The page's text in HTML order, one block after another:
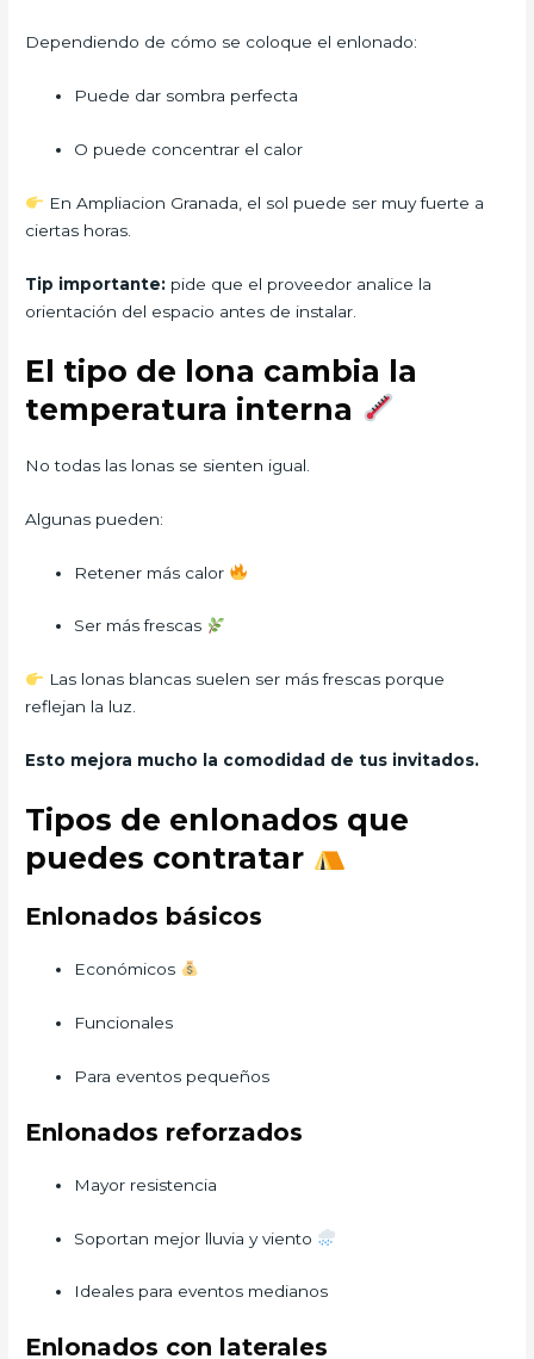
Dependiendo de cómo se coloque el enlonado:
Puede dar sombra perfecta
O puede concentrar el calor
En Ampliacion Granada, el sol puede ser muy fuerte a
ciertas horas.
Tip importante: pide que el proveedor analice la
orientación del espacio antes de instalar.
El tipo de lona cambia la
temperatura interna
No todas las lonas se sienten igual.
Algunas pueden:
Retener más calor
Ser más frescas
Las lonas blancas suelen ser más frescas porque
reflejan la luz.
Esto mejora mucho la comodidad de tus invitados.
Tipos de enlonados que
puedes contratar
Enlonados básicos
Económicos
Funcionales
Para eventos pequeños
Enlonados reforzados
Mayor resistencia
Soportan mejor lluvia y viento
Ideales para eventos medianos
Enlonados con laterales